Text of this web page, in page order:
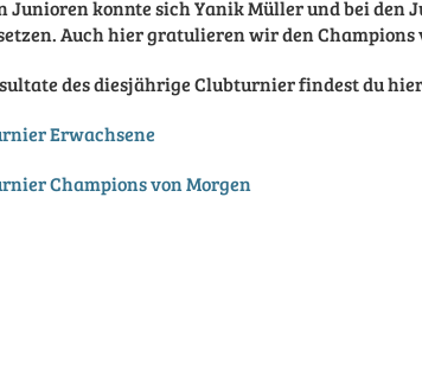
Junioren konnte sich Yanik Müller und bei
Auch hier gratulieren wir den Champions
des diesjährige Clubturnier findest du
Erwachsene
Champions von Morgen